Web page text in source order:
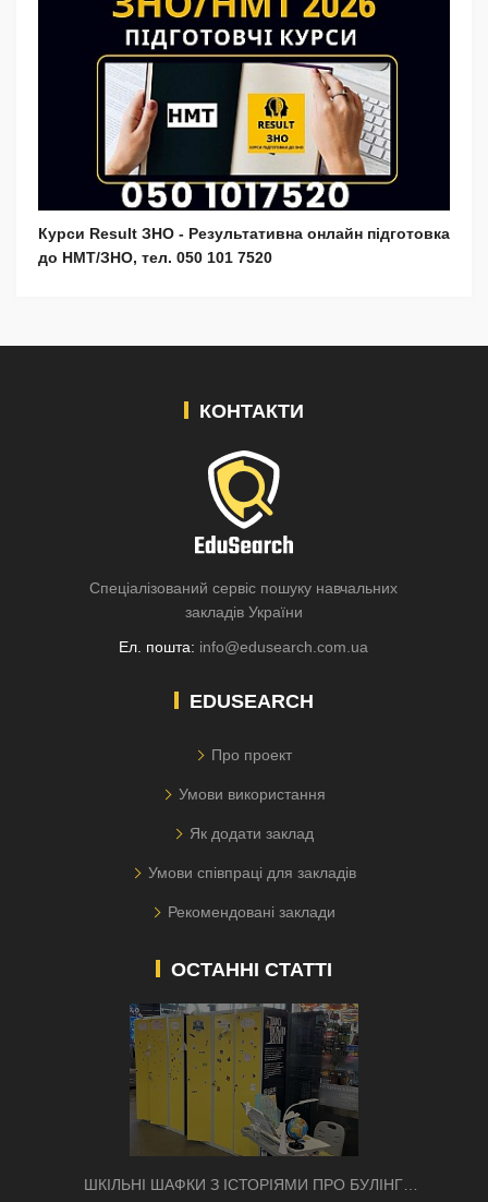
Курси Result ЗНО - Результативна онлайн підготовка
до НМТ/ЗНО, тел. 050 101 7520
КОНТАКТИ
Спеціалізований сервіс пошуку навчальних
закладів України
Ел. пошта: info@edusearch.com.ua
EDUSEARCH
Про проект
Умови використання
Як додати заклад
Умови співпраці для закладів
Рекомендовані заклади
ОСТАННІ СТАТТІ
ШКІЛЬНІ ШАФКИ З ІСТОРІЯМИ ПРО БУЛІНГ